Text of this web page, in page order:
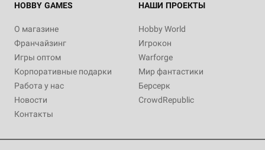
HOBBY GAMES
О магазине
Франчайзинг
Игры оптом
Корпоративные подарки
Работа у нас
Новости
Контакты
НАШИ ПРОЕКТЫ
Hobby World
Игрокон
Warforge
Мир фантастики
Берсерк
CrowdRepublic